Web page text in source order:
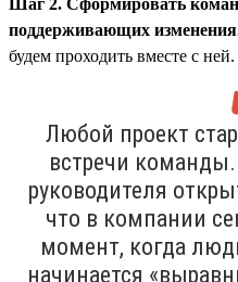
поддерживающих
будем проходить вместе с ней.
Любой проект
встречи
руководителя
что в компании
момент, когда
начинается